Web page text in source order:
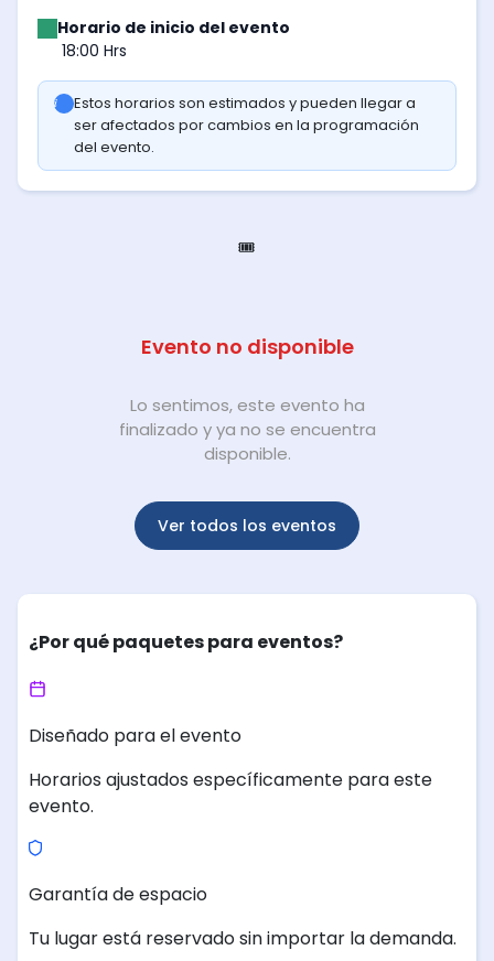
Horario de inicio del evento
18:00 Hrs
Estos horarios son estimados y pueden llegar a
ser afectados por cambios en la programación
del evento.
🎟️
Evento no disponible
Lo sentimos, este evento ha
finalizado y ya no se encuentra
disponible.
Ver todos los eventos
¿Por qué paquetes para eventos?
Diseñado para el evento
Horarios ajustados específicamente para este
evento.
Garantía de espacio
Tu lugar está reservado sin importar la demanda.